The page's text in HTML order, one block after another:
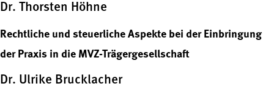
Dr. Thorsten Höhne
Rechtliche und steuerliche Aspekte bei der Einbringung
der Praxis in die MVZ-Trägergesellschaft
Dr. Ulrike Brucklacher